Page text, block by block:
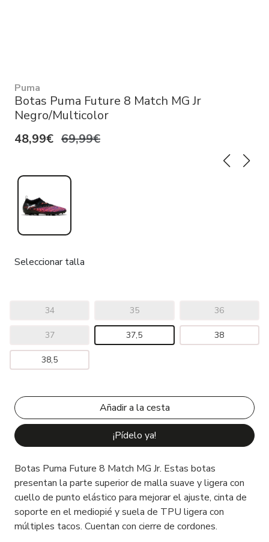
Puma
Botas Puma Future 8 Match MG Jr
Negro/Multicolor
48,99€ 69,99€
Seleccionar talla
34 35 36
37 37,5 38
38,5
¡Pídelo ya!
Botas Puma Future 8 Match MG Jr. Estas botas
presentan la parte superior de malla suave y ligera con
cuello de punto elástico para mejorar el ajuste, cinta de
soporte en el mediopié y suela de TPU ligera con
múltiples tacos. Cuentan con cierre de cordones.